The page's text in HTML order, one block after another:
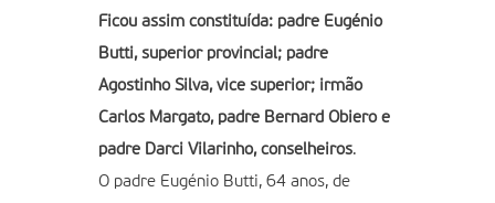
Ficou assim constituída: padre Eugénio
Butti, superior provincial; padre
Agostinho Silva, vice superior; irmão
Carlos Margato, padre Bernard Obiero e
padre Darci Vilarinho, conselheiros.
O padre Eugénio Butti, 64 anos, de